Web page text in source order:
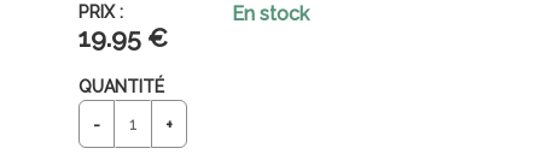
19.95 €
En stock
QUANTITÉ